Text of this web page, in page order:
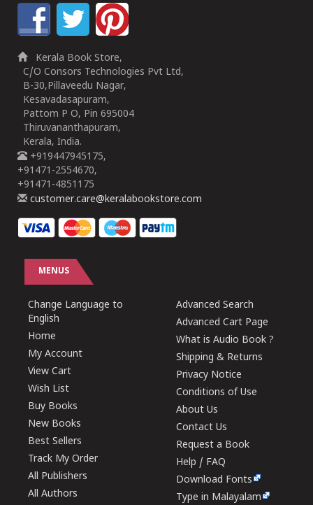
Kerala Book Store,
C/O Consors Technologies Pvt Ltd,
B-30,Pillaveedu Nagar,
Kesavadasapuram,
Pattom P O, Pin 695004
Thiruvananthapuram,
Kerala, India.
+919447945175,
+91471-2554670,
+91471-4851175
customer.care@keralabookstore.com
MENUS
Change Language to
English
Home
My Account
View Cart
Wish List
Buy Books
New Books
Best Sellers
Track My Order
All Publishers
All Authors
Advanced Search
Advanced Cart Page
What is Audio Book ?
Shipping & Returns
Privacy Notice
Conditions of Use
About Us
Contact Us
Request a Book
Help / FAQ
Download Fonts
Type in Malayalam